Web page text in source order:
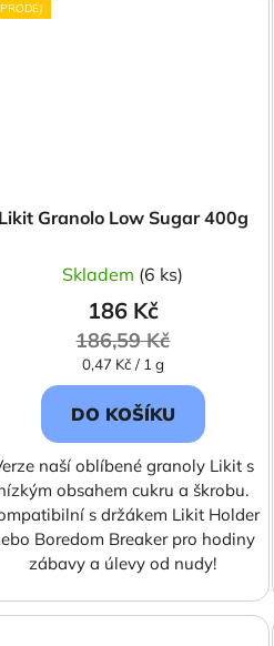
Likit Granolo Low Sugar 400g
Skladem (6 ks)
186 Kč
186,59 Kč
Měrná
cena:
0,47 Kč / 1 g
DO KOŠÍKU
naší oblíbené granoly Likit s
obsahem cukru a škrobu.
s držákem Likit Holder
Boredom Breaker pro hodiny
zábavy a úlevy od nudy!